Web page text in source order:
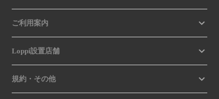
ご利用案内
Loppi設置店舗
規約・その他